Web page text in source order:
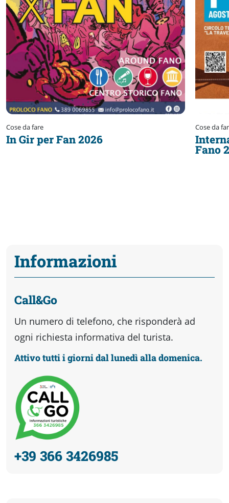
Cose da fare
In Gir per Fan 2026
Cose da
Fano
Informazioni
Call&Go
Un numero di telefono, che risponderà ad
ogni richiesta informativa del turista.
Attivo tutti i giorni dal lunedì alla domenica.
+39 366 3426985